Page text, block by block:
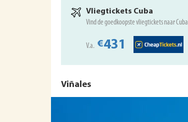
Vliegtickets Cuba
Vind de goedkoopste vliegtickets naar Cuba
V.a. €431
Viñales